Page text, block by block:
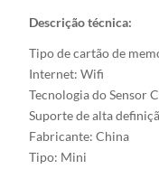
Descrição técnica:
Tipo de cartão de
Internet: Wifi
Tecnologia do Sensor
Suporte de alta
Fabricante: China
Tipo: Mini